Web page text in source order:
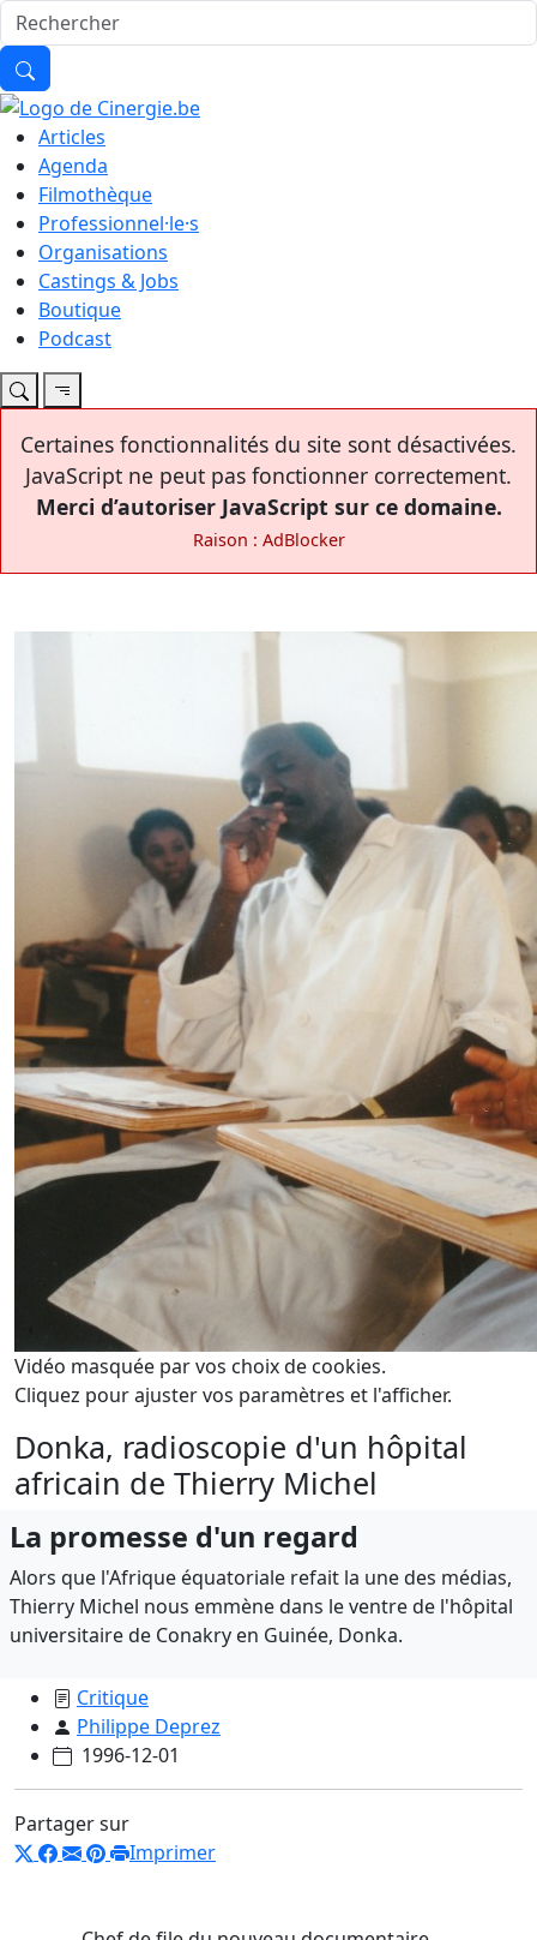
Articles
Agenda
Filmothèque
Professionnel·le·s
Organisations
Castings & Jobs
Boutique
Podcast
Certaines fonctionnalités du site sont désactivées.
JavaScript ne peut pas fonctionner correctement.
Merci d’autoriser JavaScript sur ce domaine.
Raison : AdBlocker
Vidéo masquée par vos choix de cookies.
Cliquez pour ajuster vos paramètres et l'afficher.
Donka, radioscopie d'un hôpital
africain de Thierry Michel
La promesse d'un regard
Alors que l'Afrique équatoriale refait la une des médias,
Thierry Michel nous emmène dans le ventre de l'hôpital
universitaire de Conakry en Guinée, Donka.
Critique
Philippe Deprez
1996-12-01
Partager sur
Imprimer